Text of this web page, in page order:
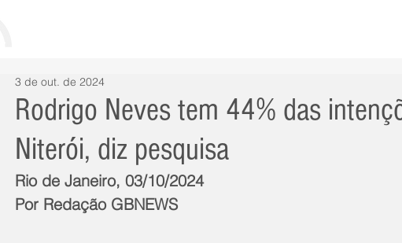
Rodrigo Neves tem 44% das
Niterói, diz pesquisa
3 de out. de 2024
Rio de Janeiro, 03/10/2024
Por Redação GBNEWS